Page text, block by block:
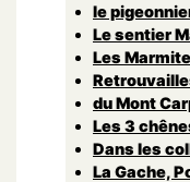
le
Le sentier
Les
du Mont
Les 3
Dans les
La Gache,